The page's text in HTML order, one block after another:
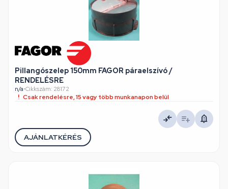
Pillangószelep 150mm FAGOR páraelszívó /
RENDELÉSRE
n/a•Cikkszám: 28172
Csak rendelésre, 15 vagy több munkanapon belül
AJÁNLATKÉRÉS